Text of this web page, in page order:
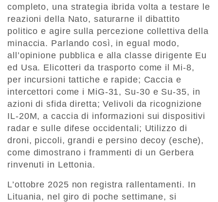
completo, una strategia ibrida volta a testare le
reazioni della Nato, saturarne il dibattito
politico e agire sulla percezione collettiva della
minaccia. Parlando così, in egual modo,
all’opinione pubblica e alla classe dirigente Eu
ed Usa. Elicotteri da trasporto come il Mi-8,
per incursioni tattiche e rapide; Caccia e
intercettori come i MiG-31, Su-30 e Su-35, in
azioni di sfida diretta; Velivoli da ricognizione
IL-20M, a caccia di informazioni sui dispositivi
radar e sulle difese occidentali; Utilizzo di
droni, piccoli, grandi e persino decoy (esche),
come dimostrano i frammenti di un Gerbera
rinvenuti in Lettonia.
L’ottobre 2025 non registra rallentamenti. In
Lituania, nel giro di poche settimane, si